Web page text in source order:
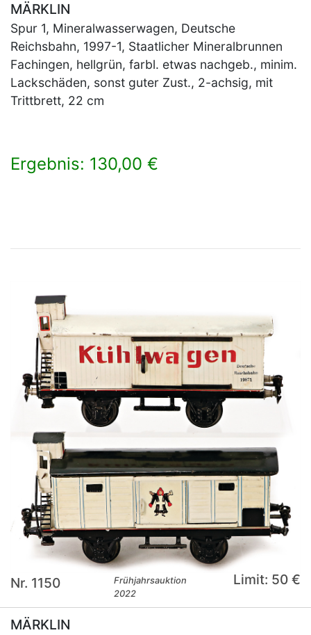
MÄRKLIN
Spur 1, Mineralwasserwagen, Deutsche
Reichsbahn, 1997-1, Staatlicher Mineralbrunnen
Fachingen, hellgrün, farbl. etwas nachgeb., minim.
Lackschäden, sonst guter Zust., 2-achsig, mit
Trittbrett, 22 cm
Ergebnis: 130,00 €
Nr. 1150
Frühjahrsauktion
2022
Limit: 50 €
MÄRKLIN